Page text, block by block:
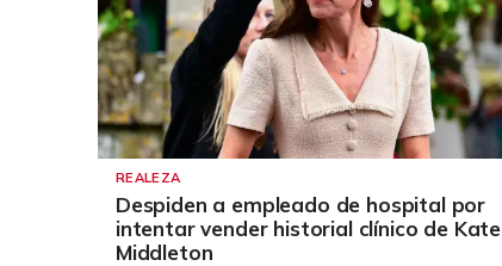
REALEZA
Despiden a empleado de hospital por
intentar vender historial clínico de Kate
Middleton